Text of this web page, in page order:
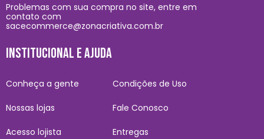
Problemas com sua compra no site, entre em
contato com
sacecommerce@zonacriativa.com.br
INSTITUCIONAL E AJUDA
Conheça a gente
Nossas lojas
Acesso lojista
Condições de Uso
Fale Conosco
Entregas